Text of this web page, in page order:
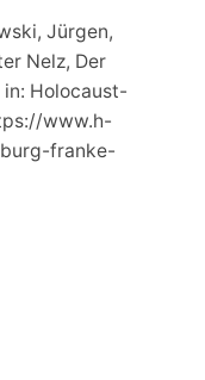
Jürgen,
Nelz, Der
in: Holocaust-
www.h-
franke-